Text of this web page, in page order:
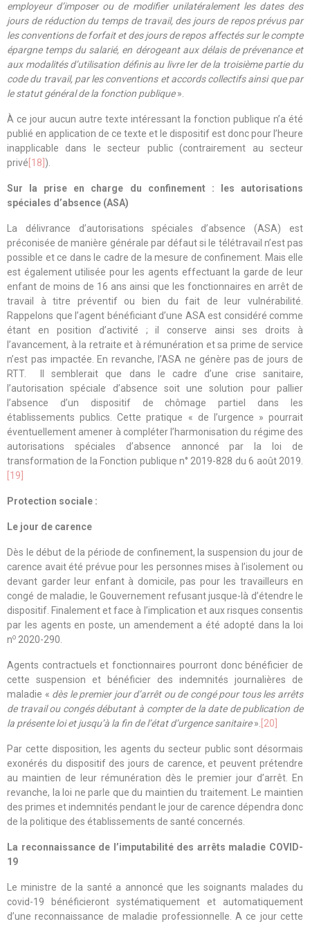
employeur d’imposer ou de modifier unilatéralement les dates des
jours de réduction du temps de travail, des jours de repos prévus par
les conventions de forfait et des jours de repos affectés sur le compte
épargne temps du salarié, en dérogeant aux délais de prévenance et
aux modalités d’utilisation définis au livre Ier de la troisième partie du
code du travail, par les conventions et accords collectifs ainsi que par
le statut général de la fonction publique».
À ce jour aucun autre texte intéressant la fonction publique n’a été
publié en application de ce texte et le dispositif est donc pour l’heure
inapplicable dans le secteur public (contrairement au secteur
privé [18] ).
Sur la prise en charge du confinement : les autorisations
spéciales d’absence (ASA)
La délivrance d’autorisations spéciales d’absence (ASA) est
préconisée de manière générale par défaut si le télétravail n’est pas
possible et ce dans le cadre de la mesure de confinement. Mais elle
est également utilisée pour les agents effectuant la garde de leur
enfant de moins de 16 ans ainsi que les fonctionnaires en arrêt de
travail à titre préventif ou bien du fait de leur vulnérabilité.
Rappelons que l’agent bénéficiant d’une ASA est considéré comme
étant en position d’activité ; il conserve ainsi ses droits à
l’avancement, à la retraite et à rémunération et sa prime de service
n’est pas impactée. En revanche, l’ASA ne génère pas de jours de
RTT. Il semblerait que dans le cadre d’une crise sanitaire,
l’autorisation spéciale d’absence soit une solution pour pallier
l’absence d’un dispositif de chômage partiel dans les
établissements publics. Cette pratique « de l’urgence » pourrait
éventuellement amener à compléter l’harmonisation du régime des
autorisations spéciales d’absence annoncé par la loi de
transformation de la Fonction publique n° 2019-828 du 6 août 2019.
[19]
Protection sociale :
Le jour de carence
Dès le début de la période de confinement, la suspension du jour de
carence avait été prévue pour les personnes mises à l’isolement ou
devant garder leur enfant à domicile, pas pour les travailleurs en
congé de maladie, le Gouvernement refusant jusque-là d’étendre le
dispositif. Finalement et face à l’implication et aux risques consentis
par les agents en poste, un amendement a été adopté dans la loi
no 2020-290
Agents contractuels et fonctionnaires pourront donc bénéficier de
cette suspension et bénéficier des indemnités journalières de
maladie « dès le premier jour d’arrêt ou de congé pour tous les arrêts
de travail ou congés débutant à compter de la date de publication de
la présente loi et jusqu’à la fin de l’état d’urgence sanitaire». [20]
Par cette disposition, les agents du secteur public sont désormais
exonérés du dispositif des jours de carence, et peuvent prétendre
au maintien de leur rémunération dès le premier jour d’arrêt. En
revanche, la loi ne parle que du maintien du traitement. Le maintien
des primes et indemnités pendant le jour de carence dépendra donc
de la politique des établissements de santé concernés.
La reconnaissance de l’imputabilité des arrêts maladie COVID-
19
Le ministre de la santé a annoncé que les soignants malades du
covid-19 bénéficieront systématiquement et automatiquement
d’une reconnaissance de maladie professionnelle. A ce jour cette